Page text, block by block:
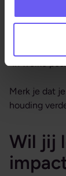
Tijdens
“In welke
Merk je dat
houding
Wil jij